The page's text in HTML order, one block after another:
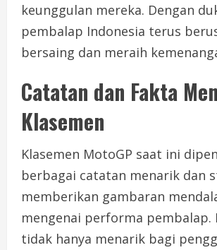
keunggulan mereka. Dengan
pembalap Indonesia terus
bersaing dan meraih
Catatan dan Fakta
Klasemen
Klasemen MotoGP saat ini
berbagai catatan menarik dan
memberikan gambaran
mengenai performa pembalap.
tidak hanya menarik bagi